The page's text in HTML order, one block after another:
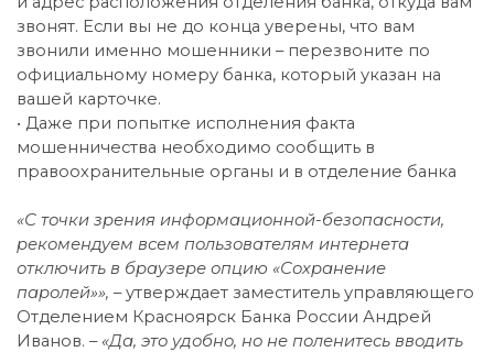
звонят. Если вы не до конца уверены, что вам
звонили именно мошенники – перезвоните по
официальному номеру банка, который указан на
вашей карточке.
• Даже при попытке исполнения факта
мошенничества необходимо сообщить в
правоохранительные органы и в отделение банка
«С точки зрения информационной-безопасности,
рекомендуем всем пользователям интернета
отключить в браузере опцию «Сохранение
паролей»», – утверждает заместитель управляющего
Отделением Красноярск Банка России Андрей
Иванов. – «Да, это удобно, но не поленитесь вводить